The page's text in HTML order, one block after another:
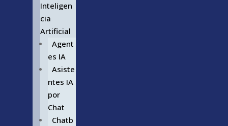
Inteligen
cia
Artificial
Agent
es IA
Asiste
ntes IA
por
Chat
Chatb